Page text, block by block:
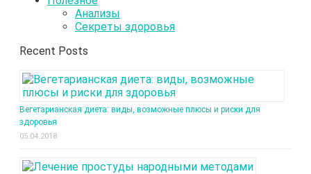
Анализы
Секреты здоровья
Recent Posts
Вегетарианская диета: виды, возможные плюсы и риски для
здоровья
05.04.2018